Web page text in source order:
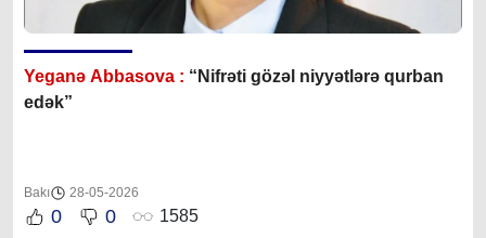
Yeganə Abbasova : “Nifrəti gözəl niyyətlərə qurban
edək”
Bakı 28-05-2026
0 0 1585